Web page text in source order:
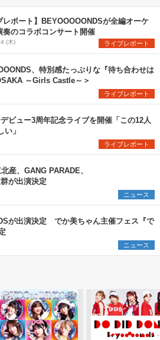
レポート】BEYOOOOONDSが全編オーケ
奏のコラボコンサート開催
(木) ライブレポート
、特別感たっぷりな『待ち合わせは
～Girls Castle～＞
ライブレポート
ビュー3周年記念ライブを開催「この12人
」
ライブレポート
産、GANG PARADE、
が出演決定
ニュース
が出演決定 でか美ちゃん主催フェス『で
ニュース